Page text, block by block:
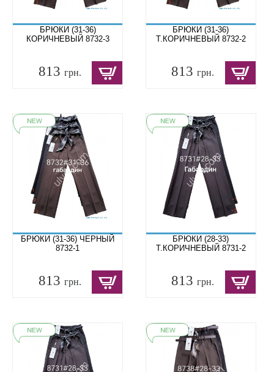
БРЮКИ (31-36)
КОРИЧНЕВЫЙ 8732-3
813 грн.
БРЮКИ (31-36)
Т.КОРИЧНЕВЫЙ 8732-2
813грн.
БРЮКИ (31-36) ЧЕРНЫЙ
8732-1
813 грн.
БРЮКИ (28-33)
Т.КОРИЧНЕВЫЙ 8731-2
813грн.